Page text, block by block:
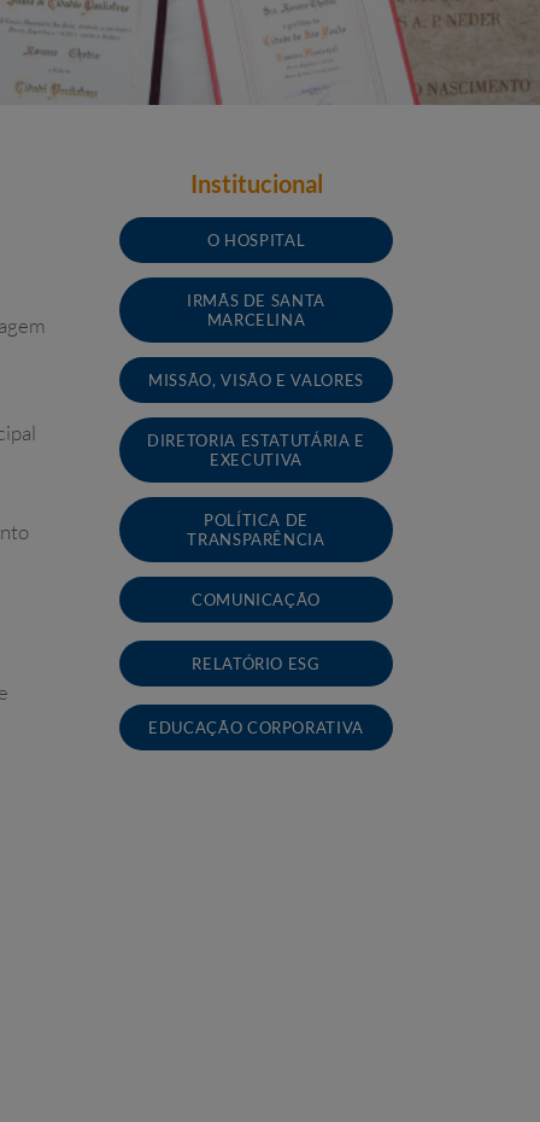
Institucional
O HOSPITAL
IRMÃS DE SANTA
MARCELINA
MISSÃO, VISÃO E VALORES
DIRETORIA ESTATUTÁRIA E
EXECUTIVA
POLÍTICA DE
TRANSPARÊNCIA
COMUNICAÇÃO
RELATÓRIO ESG
EDUCAÇÃO CORPORATIVA